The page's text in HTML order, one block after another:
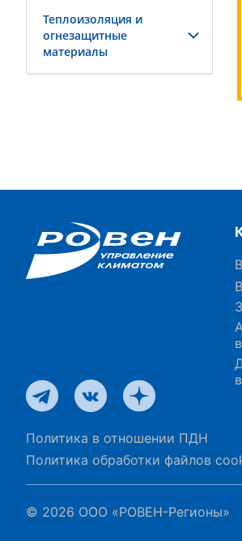
Теплоизоляция и
огнезащитные
материалы
Политика в отношении ПДН
Политика обработки файлов
© 2026 ООО «РОВЕН-Регионы»